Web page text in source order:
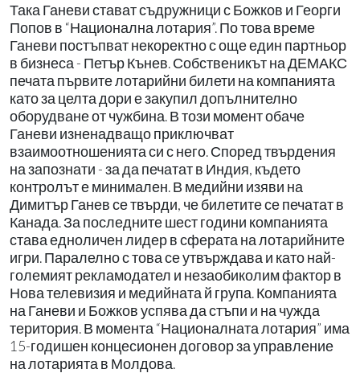
Така Ганеви стават съдружници с Божков и Георги
Попов в “Национална лотария”. По това време
Ганеви постъпват некоректно с още един партньор
в бизнеса - Петър Кънев. Собственикът на ДЕМАКС
печата първите лотарийни билети на компанията
като за целта дори е закупил допълнително
оборудване от чужбина. В този момент обаче
Ганеви изненадващо приключват
взаимоотношенията си с него. Според твърдения
на запознати - за да печатат в Индия, където
контролът е минимален. В медийни изяви на
Димитър Ганев се твърди, че билетите се печатат в
Канада. За последните шест години компанията
става едноличен лидер в сферата на лотарийните
игри. Паралелно с това се утвърждава и като най-
големият рекламодател и незаобиколим фактор в
Нова телевизия и медийната й група. Компанията
на Ганеви и Божков успява да стъпи и на чужда
територия. В момента “Националната лотария” има
15-годишен концесионен договор за управление
на лотарията в Молдова.